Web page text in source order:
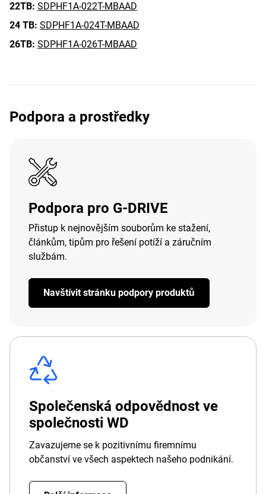
22TB: SDPHF1A-022T-MBAAD
24 TB: SDPHF1A-024T-MBAAD
26TB: SDPHF1A-026T-MBAAD
Podpora a prostředky
Podpora pro G-DRIVE
Přistup k nejnovějším souborům ke stažení,
článkům, tipům pro řešení potíží a záručním
službám.
Navštívit stránku podpory produktů
Společenská odpovědnost ve
společnosti WD
Zavazujeme se k pozitivnímu firemnímu
občanství ve všech aspektech našeho podnikání.